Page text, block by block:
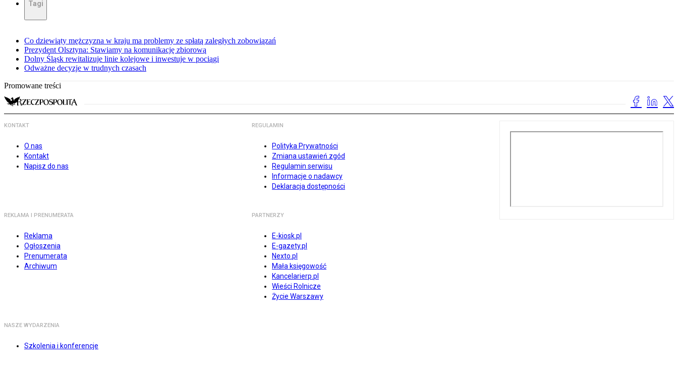
Tagi
Co dziewiąty mężczyzna w kraju ma problemy ze spłatą zaległych zobowiązań
Prezydent Olsztyna: Stawiamy na komunikację zbiorową
Dolny Śląsk rewitalizuje linie kolejowe i inwestuje w pociągi
Odważne decyzje w trudnych czasach
Promowane treści
KONTAKT
O nas
Kontakt
Napisz do nas
REGULAMIN
Polityka Prywatności
Zmiana ustawień zgód
Regulamin serwisu
Informacje o nadawcy
Deklaracja dostępności
REKLAMA I PRENUMERATA
Reklama
Ogłoszenia
Prenumerata
Archiwum
PARTNERZY
E-kiosk.pl
E-gazety.pl
Nexto.pl
Mała księgowość
Kancelarierp.pl
Wieści Rolnicze
Życie Warszawy
NASZE WYDARZENIA
Szkolenia i konferencje